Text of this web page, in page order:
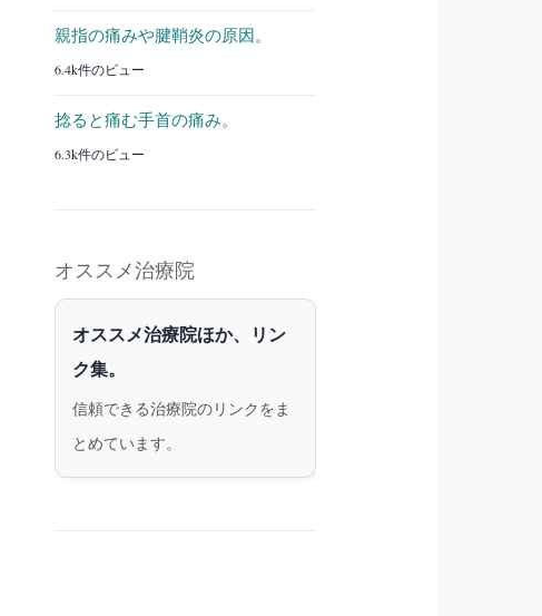
親指の痛みや腱鞘炎の原因。
6.4k件のビュー
捻ると痛む手首の痛み。
6.3k件のビュー
オススメ治療院
オススメ治療院ほか、リン
ク集。
信頼できる治療院のリンクをま
とめています。